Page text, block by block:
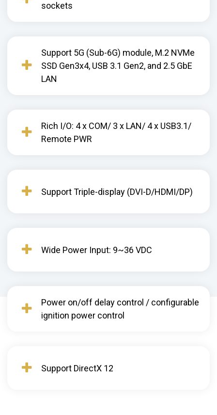
sockets
Support 5G (Sub-6G) module, M.2 NVMe
SSD Gen3x4, USB 3.1 Gen2, and 2.5 GbE
LAN
Rich I/O: 4 x COM/ 3 x LAN/ 4 x USB3.1/
Remote PWR
Support Triple-display (DVI-D/HDMI/DP)
Wide Power Input: 9~36 VDC
Power on/off delay control / configurable
ignition power control
Support DirectX 12